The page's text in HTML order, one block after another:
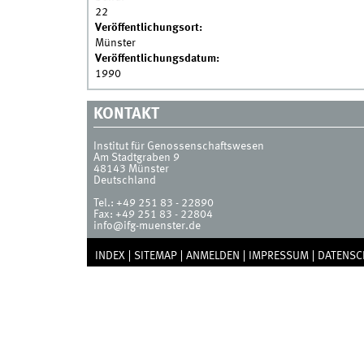
22
Veröffentlichungsort:
Münster
Veröffentlichungsdatum:
1990
KONTAKT
Institut für Genossenschaftswesen
Am Stadtgraben 9
48143 Münster
Deutschland
Tel.: +49 251 83 - 22890
Fax: +49 251 83 - 22804
info@ifg-muenster.de
INDEX SITEMAP ANMELDEN IMPRESSUM